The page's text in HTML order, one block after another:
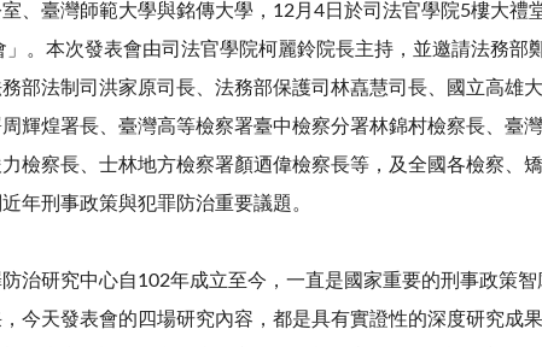
、臺灣師範大學與銘傳大學，12月4日於司法官學院5樓大禮
」。本次發表會由司法官學院柯麗鈴院長主持，並邀請法務部
部法制司洪家原司長、法務部保護司林嚞慧司長、國立高雄
輝煌署長、臺灣高等檢察署臺中檢察分署林錦村檢察長、臺
檢察長、士林地方檢察署顏迺偉檢察長等，及全國各檢察、
年刑事政策與犯罪防治重要議題。
治研究中心自102年成立至今，一直是國家重要的刑事政策智
今天發表會的四場研究內容，都是具有實證性的深度研究成